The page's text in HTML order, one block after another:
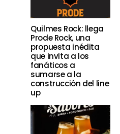
Quilmes Rock: llega
Prode Rock, una
propuesta inédita
que invita a los
fanáticos a
sumarse a la
construcción del line
up